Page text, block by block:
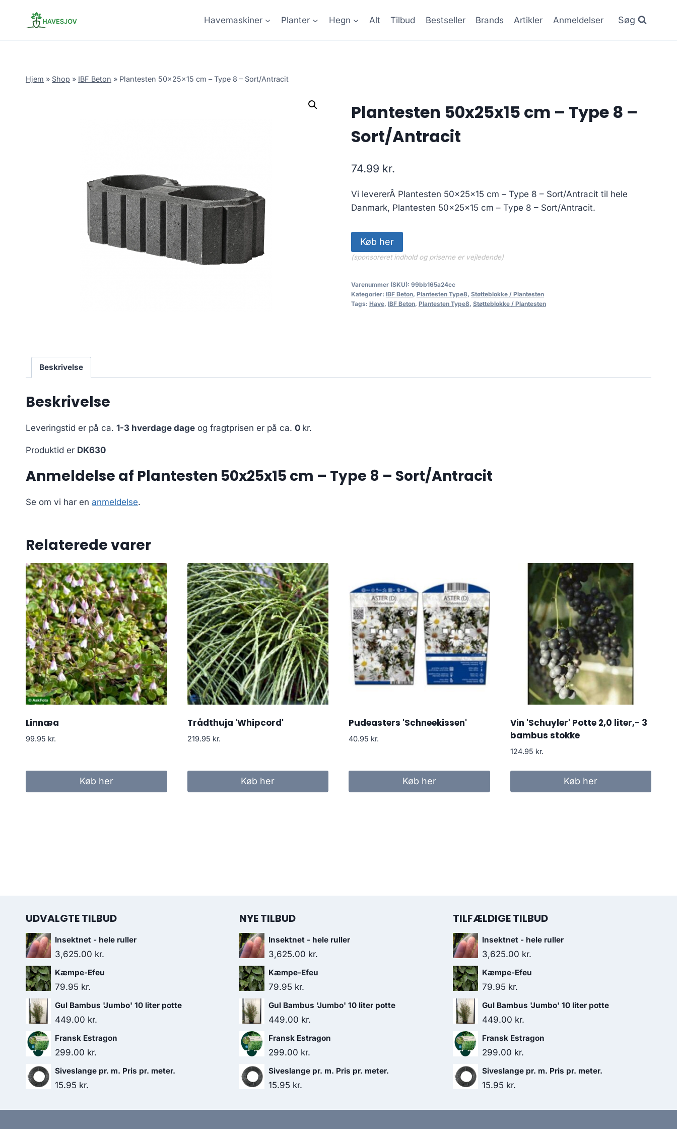
Havemaskiner Planter Hegn Alt Tilbud Bestseller Brands Artikler Anmeldelser Søg
Hjem » Shop » IBF Beton » Plantesten 50x25x15 cm – Type 8 – Sort/Antracit
Plantesten 50x25x15 cm – Type 8 –
Sort/Antracit
74.99 kr.
Vi levererÂ Plantesten 50x25x15 cm – Type 8 – Sort/Antracit til hele
Danmark, Plantesten 50x25x15 cm – Type 8 – Sort/Antracit.
Køb her
(sponsoreret indhold og priserne er vejledende)
Varenummer (SKU): 99bb165a24cc
Kategorier: IBF Beton, Plantesten Type8, Støtteblokke / Plantesten
Tags: Have, IBF Beton, Plantesten Type8, Støtteblokke / Plantesten
Beskrivelse
Beskrivelse
Leveringstid er på ca. 1-3 hverdage dage og fragtprisen er på ca. 0 kr.
Produktid er DK630
Anmeldelse af Plantesten 50x25x15 cm – Type 8 – Sort/Antracit
Se om vi har en anmeldelse.
Relaterede varer
Linnæa
99.95 kr.
Køb her
Trådthuja 'Whipcord'
219.95 kr.
Køb her
Pudeasters 'Schneekissen'
40.95 kr.
Køb her
Vin 'Schuyler' Potte 2,0 liter,- 3
bambus stokke
124.95 kr.
Køb her
UDVALGTE TILBUD
Insektnet - hele ruller
3,625.00 kr.
Kæmpe-Efeu
79.95 kr.
Gul Bambus 'Jumbo' 10 liter potte
449.00 kr.
Fransk Estragon
299.00 kr.
Siveslange pr. m. Pris pr. meter.
15.95 kr.
NYE TILBUD
Insektnet - hele ruller
3,625.00 kr.
Kæmpe-Efeu
79.95 kr.
Gul Bambus 'Jumbo' 10 liter potte
449.00 kr.
Fransk Estragon
299.00 kr.
Siveslange pr. m. Pris pr. meter.
15.95 kr.
TILFÆLDIGE TILBUD
Insektnet - hele ruller
3,625.00 kr.
Kæmpe-Efeu
79.95 kr.
Gul Bambus 'Jumbo' 10 liter potte
449.00 kr.
Fransk Estragon
299.00 kr.
Siveslange pr. m. Pris pr. meter.
15.95 kr.